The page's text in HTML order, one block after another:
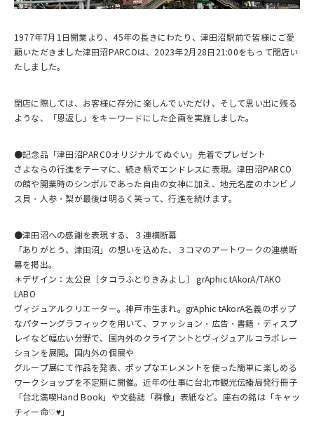
1977年7月1日開業より、45年の長きにわたり、津田沼駅前で皆様にご愛
顧いただきました津田沼PARCOは、2023年2月28日21:00をもって閉店い
たしました。
閉店に際しては、お客様に存分に楽しんでいただけ、そして思い出に残る
ような、「恩返し」をキーワードにした企画を実施しました。
●記念品「津田沼PARCOオリジナルてぬぐい」先着でプレゼント
さよならの行進をテーマに、続き柄でエンドレスに表現。津田沼PARCO
の館や開業時のシンボルであった自由の女神に加え、地元名産のホンビノ
ス貝・人参・梨が最後は明るく笑って、行進を続けます。
●津田沼への感謝を表現する、３連横断幕
「ありがとう、津田沼」の想いを込めた、３コマのアートワークの連横断
幕を掲出。
＊デザイン：太公良［タコラふとりきみよし］ grAphic tAkorA/TAKO
LABO
ヴィジュアルクリエーター。神戸市生まれ。grAphic tAkorA名義のポップ
なパターングラフィックを用いて、ファッション・広告・書籍・ディスプ
レイなど幅広い分野で、国内外のクライアントとヴィジュアルコラボレー
ションを展開。国内外の個展や
グループ展にて作品を発表、ポップなエレメントを使った簡単に楽しめる
ワークショップを不定期に開催。近年の仕事に台北市観光伝播局発行冊子
「台北満喫Hand Book」や文藝誌「群像」表紙など。座右の銘は「キャッ
チィー命♡♥」